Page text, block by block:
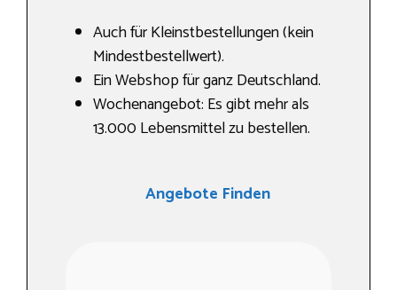
Auch für Kleinstbestellungen (kein
Mindestbestellwert).
Ein Webshop für ganz Deutschland.
Wochenangebot: Es gibt mehr als
13.000 Lebensmittel zu bestellen.
Angebote Finden